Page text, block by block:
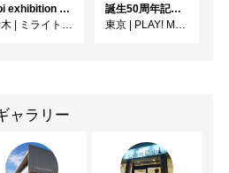
ebi exhibition "光の在処"
| ミライト一条ギャラリースペース
誕生50周年記念 ノンタン ずっとともだち !!!
東京 | PLAY! MUSEUM
ャラリー